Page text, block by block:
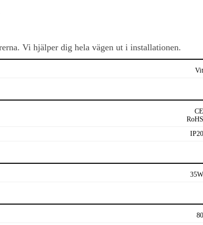
Vi hjälper dig hela vägen ut i installationen.
Vit
CE
RoHS
IP20
35W
80